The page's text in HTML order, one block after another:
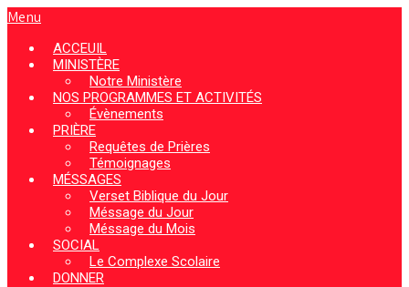
Menu
ACCEUIL
MINISTÈRE
Notre Ministère
NOS PROGRAMMES ET ACTIVITÉS
Évènements
PRIÈRE
Requêtes de Prières
Témoignages
MÉSSAGES
Verset Biblique du Jour
Méssage du Jour
Méssage du Mois
SOCIAL
Le Complexe Scolaire
DONNER